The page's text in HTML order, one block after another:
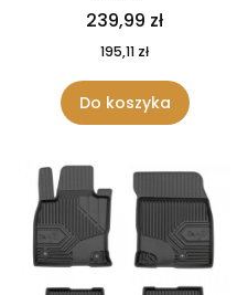
239,99 zł
195,11 zł
Do koszyka